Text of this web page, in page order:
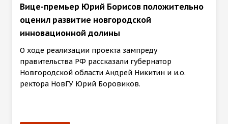
Вице-премьер Юрий Борисов положительно
оценил развитие новгородской
инновационной долины
О ходе реализации проекта зампреду
правительства РФ рассказали губернатор
Новгородской области Андрей Никитин и и.о.
ректора НовГУ Юрий Боровиков.